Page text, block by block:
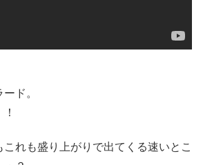
ド。
これも盛り上がりで出てくる速いとこ